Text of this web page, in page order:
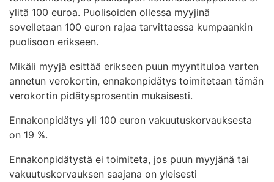
ylitä 100 euroa. Puolisoiden ollessa myyjinä
sovelletaan 100 euron rajaa tarvittaessa kumpaankin
puolisoon erikseen.
Mikäli myyjä esittää erikseen puun myyntituloa varten
annetun verokortin, ennakonpidätys toimitetaan tämän
verokortin pidätysprosentin mukaisesti.
Ennakonpidätys yli 100 euron vakuutuskorvauksesta
on 19 %.
Ennakonpidätystä ei toimiteta, jos puun myyjänä tai
vakuutuskorvauksen saajana on yleisesti